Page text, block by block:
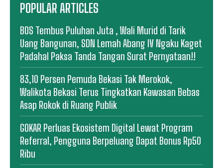
POPULAR ARTICLES
BOS Tembus Puluhan Juta , Wali Murid di Tarik
Uang Bangunan, SDN Lemah Abang IV Ngaku Kaget
Padahal Paksa Tanda Tangan Surat Pernyataan!!
83,10 Persen Pemuda Bekasi Tak Merokok,
Walikota Bekasi Terus Tingkatkan Kawasan Bebas
Asap Rokok di Ruang Publik
GOKAR Perluas Ekosistem Digital Lewat Program
Referral, Pengguna Berpeluang Dapat Bonus Rp50
Ribu